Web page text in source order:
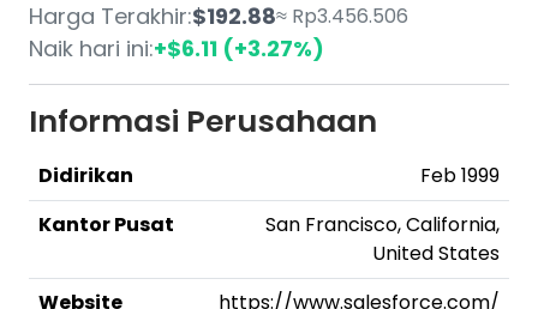
Harga Terakhir:$192.88≈ Rp3.456.506
Naik hari ini:+$6.11 (+3.27%)
Informasi Perusahaan
Didirikan
Feb 1999
Kantor Pusat
San Francisco, California,
United States
Website
https://www.salesforce.com/